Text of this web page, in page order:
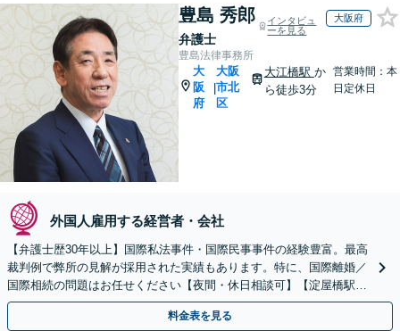
豊島 秀郎
弁護士
インタビュ
ーを見る
大阪府
豊島法律事務所
大
阪
府
|
大阪
市北
区
大江橋駅 か
ら徒歩3分
営業時間：本
日定休日
外国人雇用する経営者・会社
【弁護士歴30年以上】国際私法事件・国際民事事件の経験豊富。最高
裁判例で弊所の見解が採用された実績もあります。特に、国際離婚／
国際相続の問題はお任せください【夜間・休日相談可】【淀屋橋駅6
分】
料金表を見る